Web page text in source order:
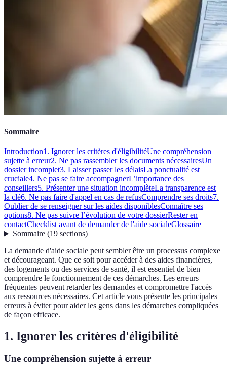
Sommaire
Introduction1. Ignorer les critères d'éligibilitéUne compréhension
sujette à erreur2. Ne pas rassembler les documents nécessairesUn
dossier incomplet3. Laisser passer les délaisLa ponctualité est
cruciale4. Ne pas se faire accompagnerL’importance des
conseillers5. Présenter une situation incomplèteLa transparence est
la clé6. Ne pas faire d'appel en cas de refusComprendre ses droits7.
Oublier de se renseigner sur les aides disponiblesConnaître ses
options8. Ne pas suivre l’évolution de votre dossierRester en
contactChecklist avant de demander de l'aide socialeGlossaire
Sommaire(19 sections)
La demande d'aide sociale peut sembler être un processus complexe
et décourageant. Que ce soit pour accéder à des aides financières,
des logements ou des services de santé, il est essentiel de bien
comprendre le fonctionnement de ces démarches. Les erreurs
fréquentes peuvent retarder les demandes et compromettre l'accès
aux ressources nécessaires. Cet article vous présente les principales
erreurs à éviter pour aider les gens dans les démarches compliquées
de façon efficace.
1. Ignorer les critères d'éligibilité
Une compréhension sujette à erreur